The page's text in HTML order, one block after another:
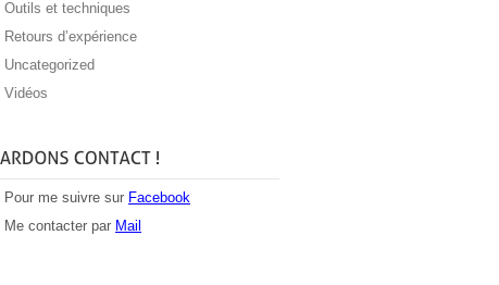
Outils et techniques
Retours d’expérience
Uncategorized
Vidéos
Pour me suivre sur Facebook
Me contacter par Mail